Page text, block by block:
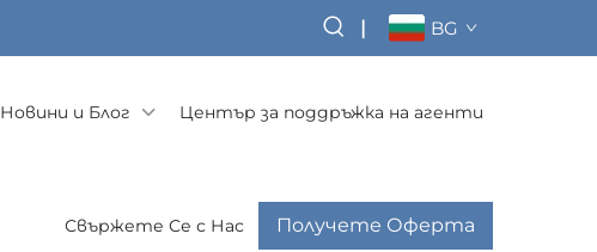
| BG
Новини и Блог Център за поддръжка на агенти
Свържете Се с Нас Получете Оферта